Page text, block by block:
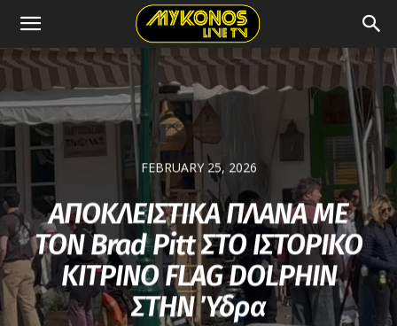
FEBRUARY 25, 2026
ΑΠΟΚΛΕΙΣΤΙΚΑ ΠΛΑΝΑ ΜΕ
ΤΟΝ Brad Pitt ΣΤΟ ΙΣΤΟΡΙΚΟ
ΚΙΤΡΙΝΟ FLAG DOLPHIN
ΣΤΗΝ Ύδρα